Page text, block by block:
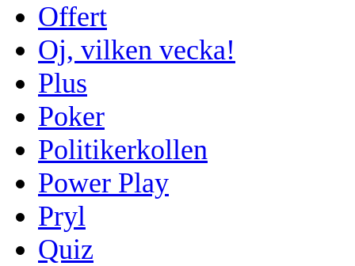
Offert
Oj, vilken vecka!
Plus
Poker
Politikerkollen
Power Play
Pryl
Quiz